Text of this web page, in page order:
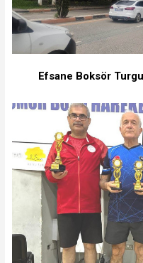
Efsane Boksör